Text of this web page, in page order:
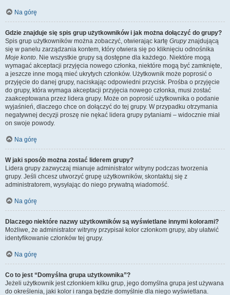
Na górę
Gdzie znajduje się spis grup użytkowników i jak można dołączyć do grupy?
Spis grup użytkowników można zobaczyć, otwierając kartę Grupyznajdującą
się w panelu zarządzania kontem, który otwiera się po kliknięciu odnośnika
Moje konto. Nie wszystkie grupy są dostępne dla każdego. Niektóre mogą
wymagać akceptacji przyjęcia nowego członka, niektóre mogą być zamknięte,
a jeszcze inne mogą mieć ukrytych członków. Użytkownik może poprosić o
przyjęcie do danej grupy, naciskając odpowiedni przycisk. Prośba o przyjęcie
do grupy, która wymaga akceptacji przyjęcia nowego członka, musi zostać
zaakceptowana przez lidera grupy. Może on poprosić użytkownika o podanie
wyjaśnień, dlaczego chce on dołączyć do tej grupy. W przypadku otrzymania
negatywnej decyzji proszę nie nękać lidera grupy pytaniami – widocznie miał
on swoje powody.
Na górę
W jaki sposób można zostać liderem grupy?
Lidera grupy zazwyczaj mianuje administrator witryny podczas tworzenia
grupy. Jeśli chcesz utworzyć grupę użytkowników, skontaktuj się z
administratorem, wysyłając do niego prywatną wiadomość.
Na górę
Dlaczego niektóre nazwy użytkowników są wyświetlane innymi kolorami?
Możliwe, że administrator witryny przypisał kolor członkom grupy, aby ułatwić
identyfikowanie członków tej grupy.
Na górę
Co to jest “Domyślna grupa użytkownika”?
Jeżeli użytkownik jest członkiem kilku grup, jego domyślna grupa jest używana
do określenia, jaki kolor i ranga będzie domyślnie dla niego wyświetlana.